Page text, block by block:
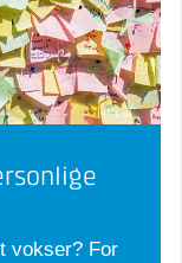
vokser? For